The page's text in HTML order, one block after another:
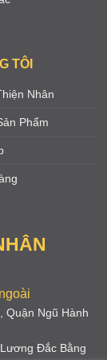
TÔI
Nhân
Phẩm
Quận Ngũ Hành
Đắc Bằng